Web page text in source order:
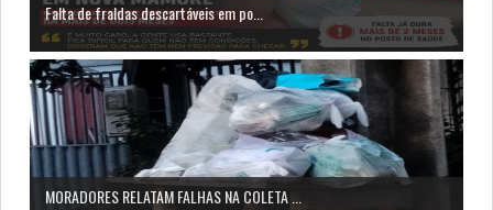
Falta de fraldas descartáveis em po...
MORADORES RELATAM FALHAS NA COLETA ...